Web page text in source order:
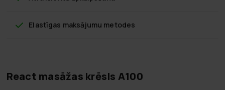
Elastīgas maksājumu metodes
React masāžas krēsls A100